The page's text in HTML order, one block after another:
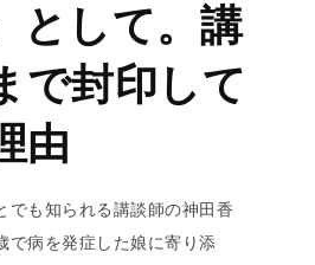
として。講
で封印して
由
でも知られる講談師の神田香
で病を発症した娘に寄り添